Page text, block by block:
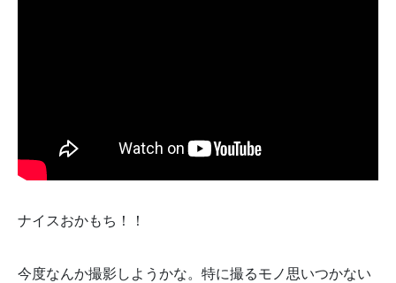
ナイスおかもち！！
今度なんか撮影しようかな。特に撮るモノ思いつかない